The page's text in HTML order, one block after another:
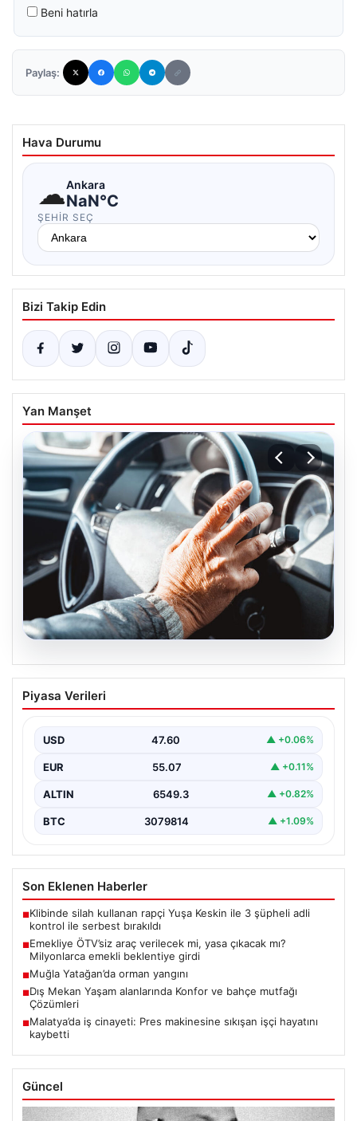
Beni hatırla
Paylaş:
Hava Durumu
☁Ankara
NaN°C
ŞEHIR SEÇ
Bizi Takip Edin
Yan Manşet
Emekliye ÖTV’siz araç verilecek mi,
yasa çıkacak mı? Milyonlarca emekli
Piyasa Verileri
USD 47.60 ▲ +0.06%
EUR 55.07 ▲ +0.11%
ALTIN 6549.3 ▲ +0.82%
BTC 3079814 ▲ +1.09%
Son Eklenen Haberler
■Klibinde silah kullanan rapçi Yuşa Keskin ile 3 şüpheli adli
kontrol ile serbest bırakıldı
■Emekliye ÖTV’siz araç verilecek mi, yasa çıkacak mı?
Milyonlarca emekli beklentiye girdi
■Muğla Yatağan’da orman yangını
■Dış Mekan Yaşam alanlarında Konfor ve bahçe mutfağı
Çözümleri
■Malatya’da iş cinayeti: Pres makinesine sıkışan işçi hayatını
kaybetti
Güncel